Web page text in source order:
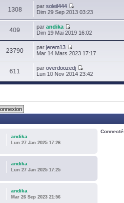
1308 par soleil444
Dim 29 Sep 2013 03:23
409 par andika
Dim 19 Mai 2019 16:02
23790 par jerem13
Mar 14 Mars 2023 17:17
611 par overdoozedj
Lun 10 Nov 2014 23:42
andika
Lun 27 Jan 2025 17:26
andika
Lun 27 Jan 2025 17:25
andika
Mar 26 Sep 2023 21:56